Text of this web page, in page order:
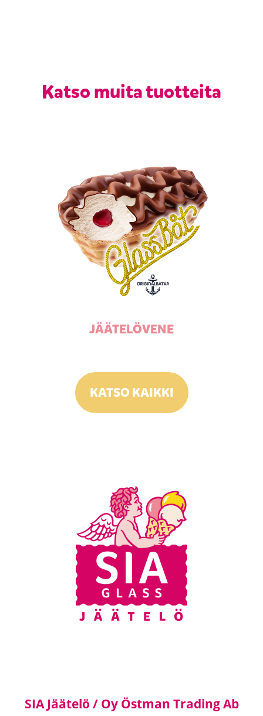
Katso muita tuotteita
JÄÄTELÖVENE
KATSO KAIKKI
SIA Jäätelö / Oy Östman Trading Ab